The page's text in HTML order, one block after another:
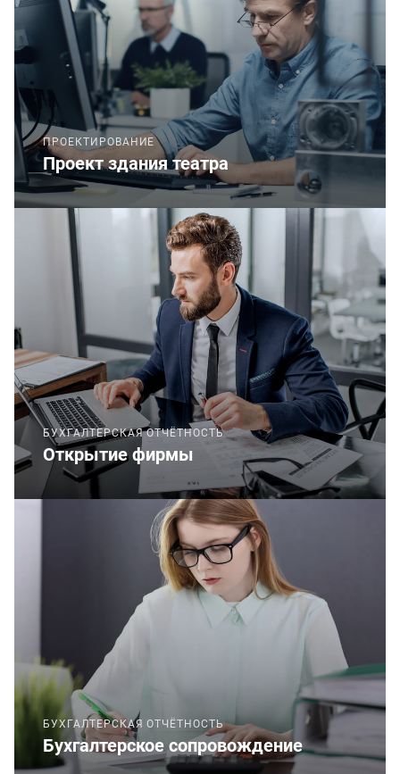
ПРОЕКТИРОВАНИЕ
Проект здания театра
БУХГАЛТЕРСКАЯ ОТЧЁТНОСТЬ
Открытие фирмы
БУХГАЛТЕРСКАЯ ОТЧЁТНОСТЬ
Бухгалтерское сопровождение